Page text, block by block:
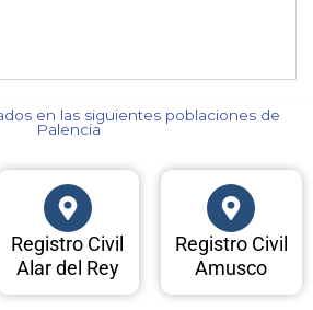
en las siguientes poblaciones de
Palencia​
Registro Civil
Alar del Rey
Registro Civil
Amusco